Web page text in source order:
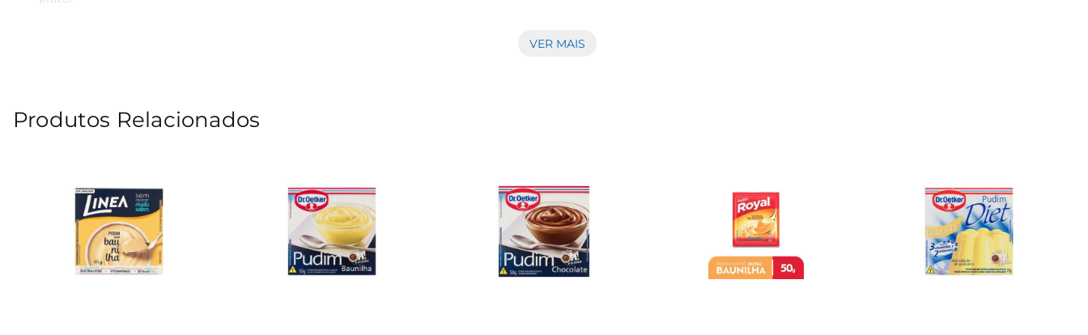
que encantará a todos.
Qualidade Royal
A marca Royal é reconhecida pela qualidade de seus produtos, oferecendo sempre ingredientes e sabores que garantem a satisfação dos consumidores. Ao escolher o Pudim
RoyalChocolate, você opta por um produto que alia tradição e inovação, proporcionando uma sobremesa que vai deixar todo mundo com vontade de repetir.
VER MAIS
Produtos Relacionados